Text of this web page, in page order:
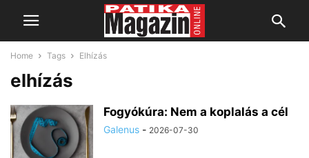
Home Tags Elhízás
elhízás
Fogyókúra: Nem a koplalás a cél
Galenus - 2026-07-30